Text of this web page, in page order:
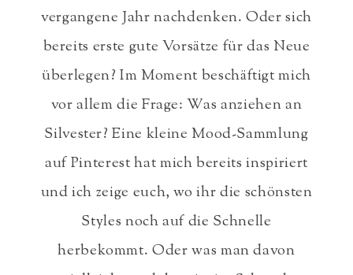
vergangene Jahr nachdenken. Oder sich
bereits erste gute Vorsätze für das Neue
überlegen? Im Moment beschäftigt mich
vor allem die Frage: Was anziehen an
Silvester? Eine kleine Mood-Sammlung
auf Pinterest hat mich bereits inspiriert
und ich zeige euch, wo ihr die schönsten
Styles noch auf die Schnelle
herbekommt. Oder was man davon